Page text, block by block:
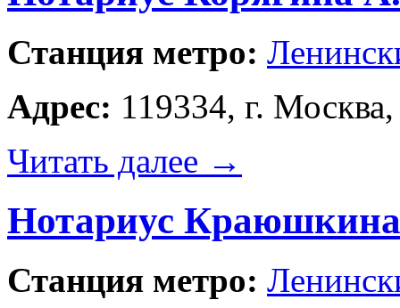
Станция метро:
Адрес: 119334, г.
Читать далее →
Нотариус
Станция метро: